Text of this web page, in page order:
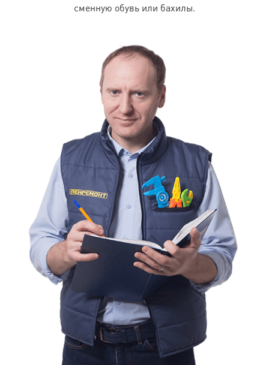
Сумка, портфель, рюкзак (25-50 см) текстиль,
Дорожная сумка, саквояж (текстиль, иск.кожа)
Кроссовки (кожа, замша)
Кроссовки (текстиль, иск.кожа)
Туфли (текстиль, иск.кожа)
Босоножки, сабо (кожа, замша)
2500 руб.
Босоножки, сабо (текстиль, иск.кожа)
2000 руб.
Ботинки (кожа, замша)
3000 руб.
Ботинки (текстиль, иск.кожа)
2000 руб.
Полусапоги, ботильоны (кожа, замша)
3400 руб.
Сапоги, ботфорты (кожа, замша)
4000 руб.
Наценка за сложность обработки*:
В случае комбинированного изделия текстиль и
кожа стоимость рассчитывается как за обработку
кожаного изделия.
сменную обувь или бахилы.